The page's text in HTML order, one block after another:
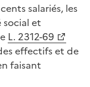
salariés, les
et
L. 2312-69
effectifs et de
faisant